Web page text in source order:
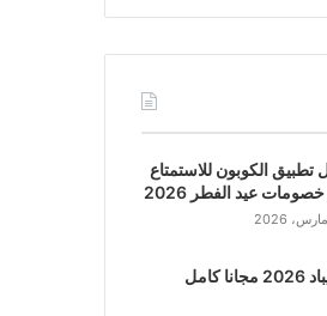
تطبيق الكوبون للاستمتاع
خصومات عيد الفطر 2026